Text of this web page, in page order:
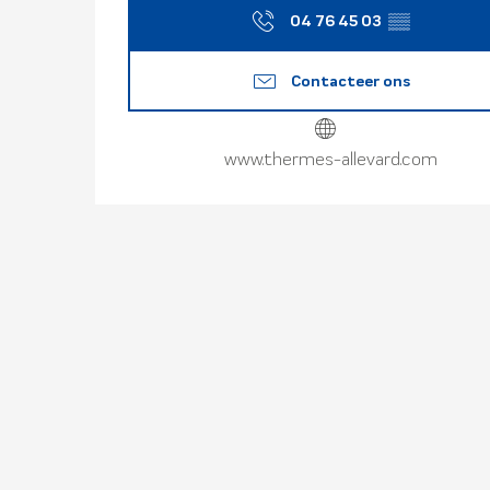
04 76 45 03 ▒▒
Contacteer ons
www.thermes-allevard.com